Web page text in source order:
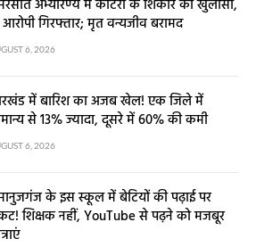
अभ्यारण्य में कोटरी के शिकार का खुलासा,
आरोपी गिरफ्तार; मृत वन्यजीव बरामद
6, 2026
में बारिश का अजब खेल! एक जिले में
से 13% ज्यादा, दूसरे में 60% की कमी
6, 2026
के इस स्कूल में बेटियों की पढ़ाई पर
शिक्षक नहीं, YouTube से पढ़ने को मजबूर